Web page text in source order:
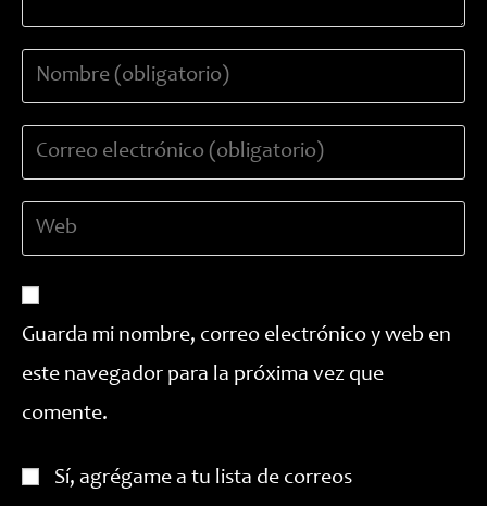
usuario
para
de
para
comentar
(opcional)
Guarda mi nombre, correo electrónico y web en
este navegador para la próxima vez que
comente.
Sí, agrégame a tu lista de correos